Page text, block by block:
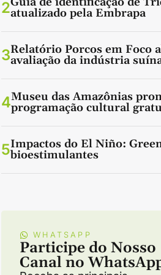
2atualizado pela Embrapa
3Relatório Porcos em Foco
avaliação da indústria
4Museu das Amazônias
programação cultural
5Impactos do El Niño:
bioestimulantes
WHATSAPP
Participe do Nosso
Canal no